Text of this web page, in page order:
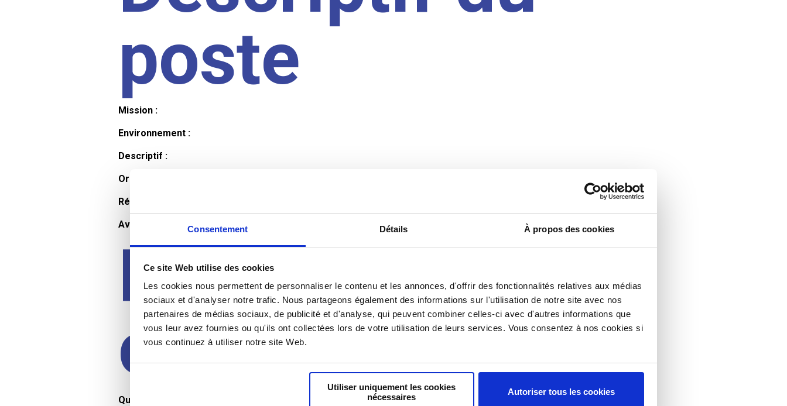
Consentement Détails À propos des cookies
Ce site Web utilise des cookies
Les cookies nous permettent de personnaliser le contenu et les annonces, d'offrir des fonctionnalités relatives aux médias
sociaux et d'analyser notre trafic. Nous partageons également des informations sur l'utilisation de notre site avec nos
partenaires de médias sociaux, de publicité et d'analyse, qui peuvent combiner celles-ci avec d'autres informations que
vous leur avez fournies ou qu'ils ont collectées lors de votre utilisation de leurs services. Vous consentez à nos cookies si
vous continuez à utiliser notre site Web.
Utiliser uniquement les cookies
nécessaires
Autoriser tous les cookies
poste
Mission :
Environnement :
Descriptif :
Organisation et horaires :
Rémunération :
Avantages :
Profil du
candidat
Qualifications et diplômes :